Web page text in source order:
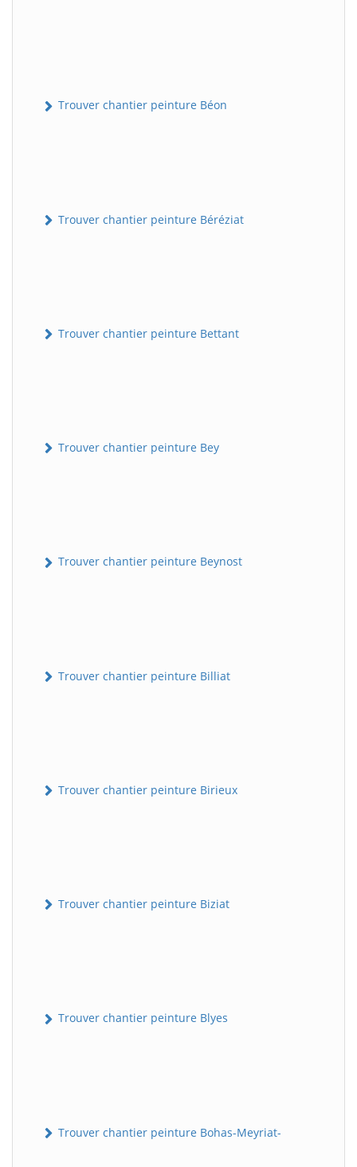
Trouver chantier peinture Béon
Trouver chantier peinture Béréziat
Trouver chantier peinture Bettant
Trouver chantier peinture Bey
Trouver chantier peinture Beynost
Trouver chantier peinture Billiat
Trouver chantier peinture Birieux
Trouver chantier peinture Biziat
Trouver chantier peinture Blyes
Trouver chantier peinture Bohas-Meyriat-